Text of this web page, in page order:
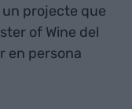
un projecte que
of Wine del
en persona